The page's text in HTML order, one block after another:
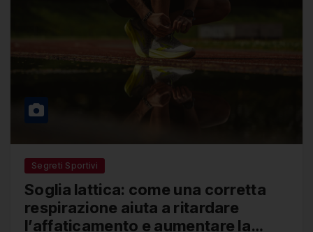
Segreti Sportivi
Soglia lattica: come una corretta
respirazione aiuta a ritardare
l’affaticamento e aumentare la